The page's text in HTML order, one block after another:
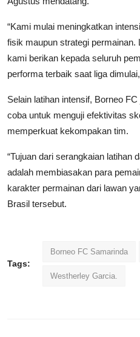
“Kami mulai meningkatkan
fisik maupun strategi permainan.
kami berikan kepada seluruh
performa terbaik saat liga
Selain latihan intensif, Borneo
coba untuk menguji efektivitas
memperkuat kekompakan tim.
“Tujuan dari serangkaian latihan
adalah membiasakan para
karakter permainan dari lawan
Brasil tersebut.
Tags:
Borneo FC Samarinda
Westherley Garcia.